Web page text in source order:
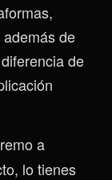
de
de
a
lo tienes